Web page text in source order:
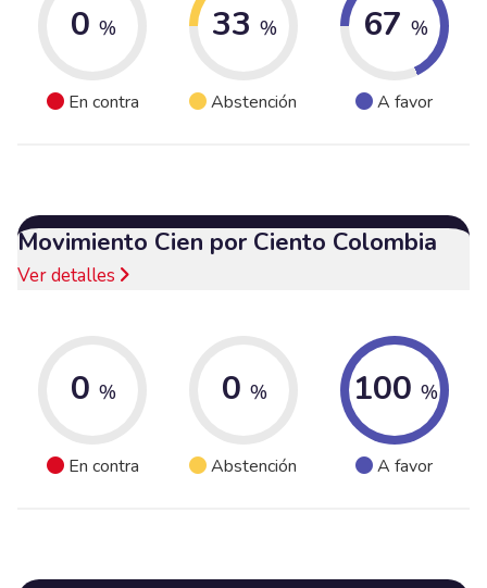
0 %
En contra
33 %
Abstención
67 %
A favor
Movimiento Cien por Ciento Colombia
Ver detalles
0 %
En contra
0 %
Abstención
100 %
A favor